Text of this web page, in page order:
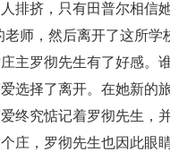
排挤，只有田普尔相信
老师，然后离开了这所
主罗彻先生有了好感。
选择了离开。在她新的
终究惦记着罗彻先生，
庄，罗彻先生也因此眼